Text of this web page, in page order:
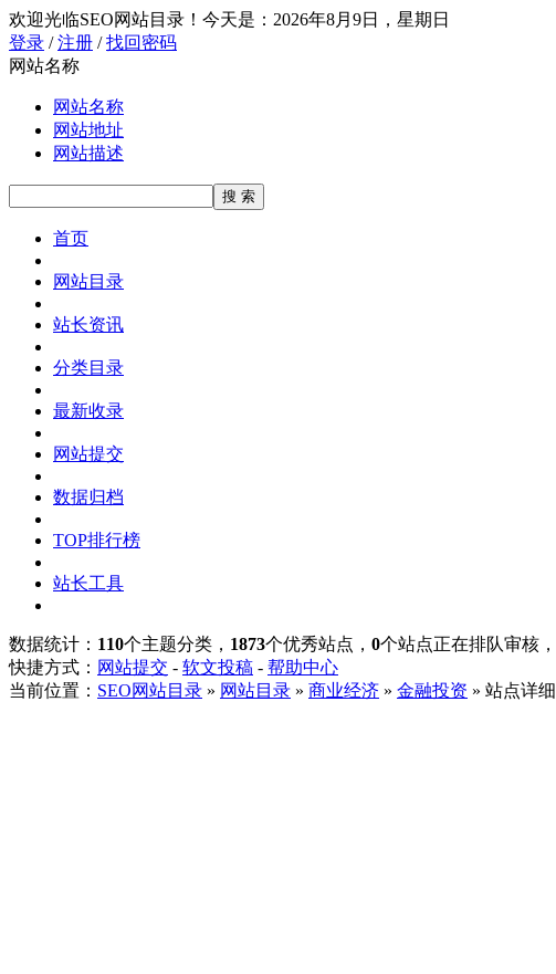
欢迎光临SEO网站目录！ 今天是：2026年8月9日，星期日
登录 /注册 /找回密码
网站名称
网站名称
网站地址
网站描述
首页
网站目录
站长资讯
分类目录
最新收录
网站提交
数据归档
TOP排行榜
站长工具
数据统计： 110个主题分类， 1873个优秀站点， 0个站点正在排队审核，
快捷方式： 网站提交 - 软文投稿 - 帮助中心
当前位置： SEO网站目录 » 网站目录 » 商业经济 » 金融投资 » 站点详细